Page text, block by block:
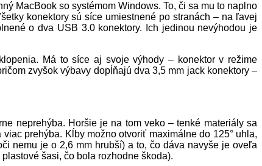
MacBook so systémom Windows. To, či sa mu to naplno
konektory sú síce umiestnené po stranách – na ľavej
o dva USB 3.0 konektory. Ich jedinou nevýhodou je
Má to síce aj svoje výhody – konektor v režime
zvyšok výbavy dopĺňajú dva 3,5 mm jack konektory –
neprehýba. Horšie je na tom veko – tenké materiály sa
prehýba. Kĺby možno otvoriť maximálne do 125° uhla,
nemu je o 2,6 mm hrubší) a to, čo dáva navyše je oveľa
šasi, čo bola rozhodne škoda).